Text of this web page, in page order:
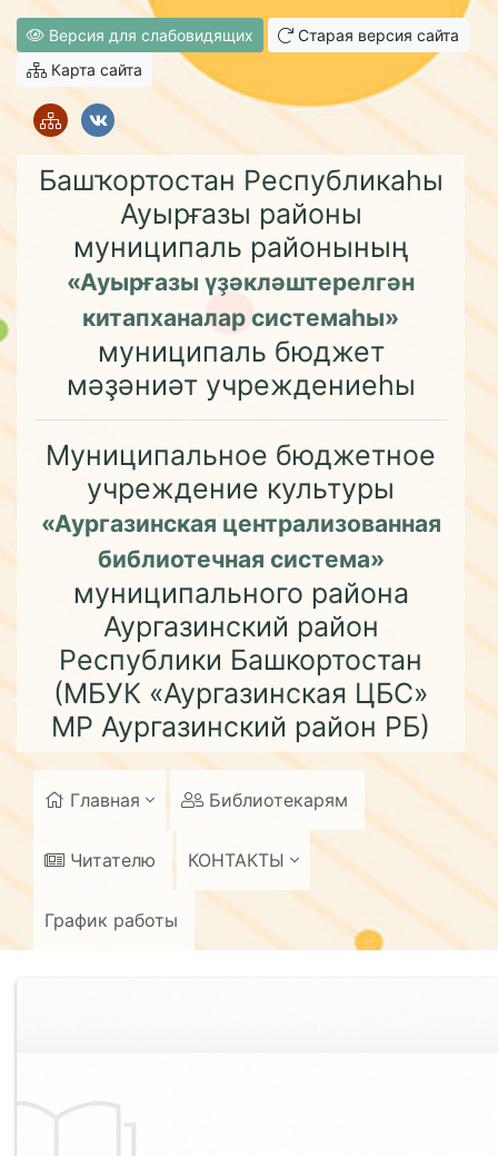
Версия для слабовидящих
Старая версия сайта
Карта сайта
Башҡортостан Республикаһы
Ауырғазы районы
муниципаль районының
«Ауырғазы үҙәкләштерелгән
китапханалар системаһы»
муниципаль бюджет
мәҙәниәт учреждениеһы
Муниципальное бюджетное
учреждение культуры
«Аургазинская централизованная
библиотечная система»
муниципального района
Аургазинский район
Республики Башкортостан
(МБУК «Аургазинская ЦБС»
МР Аургазинский район РБ)
Главная Библиотекарям
Читателю КОНТАКТЫ
График работы